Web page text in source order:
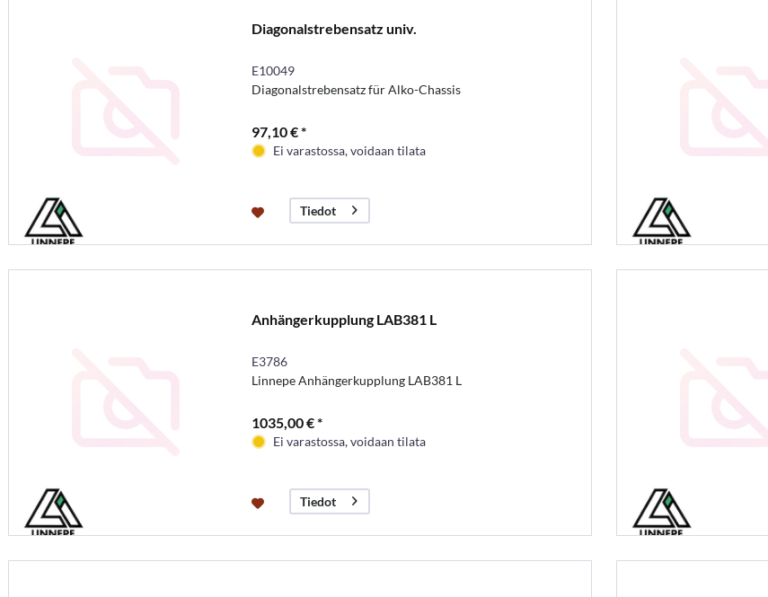
Diagonalstrebensatz univ.
E10049
Diagonalstrebensatz für Alko-Chassis
97,10 € *
Ei varastossa, voidaan tilata
Tiedot
Anhängerkupplung LAB381 L
E3786
Linnepe Anhängerkupplung LAB381 L
1035,00 € *
Ei varastossa, voidaan tilata
Tiedot